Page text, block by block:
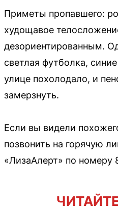
Приметы пропавшего:
худощавое
дезориентированным.
светлая футболка,
улице похолодало, и
замерзнуть.
Если вы видели
позвонить на горячую
«ЛизаАлерт» по